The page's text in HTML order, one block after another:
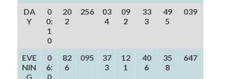
DA
Y
0
0:
1
0
20
2
256
03
4
09
2
33
3
49
5
039
EVE
NIN
G
0
6:
0
82
6
095
37
3
12
1
40
6
35
8
647